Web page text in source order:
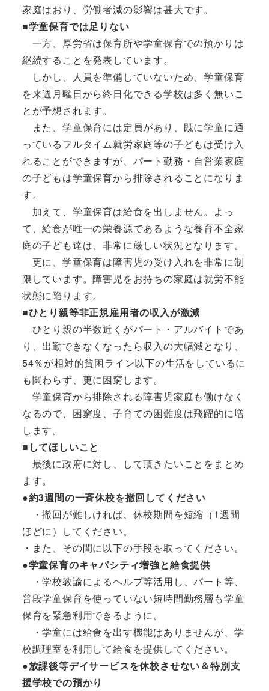
家庭はおり、労働者減の影響は甚大です。
■学童保育では足りない
一方、厚労省は保育所や学童保育での預かりは
継続することを発表しています。
しかし、人員を準備していないため、学童保育
を来週月曜日から終日化できる学校は多く無いこ
とが予想されます。
また、学童保育には定員があり、既に学童に通
っているフルタイム就労家庭等の子どもは受け入
れることができますが、パート勤務・自営業家庭
の子どもは学童保育から排除されることになりま
す。
加えて、学童保育は給食を出しません。よっ
て、給食が唯一の栄養源であるような養育不全家
庭の子ども達は、非常に厳しい状況となります。
更に、学童保育は障害児の受け入れを非常に制
限しています。障害児をお持ちの家庭は就労不能
状態に陥ります。
■ひとり親等非正規雇用者の収入が激減
ひとり親の半数近くがパート・アルバイトであ
り、出勤できなくなったら収入の大幅減となり、
54％が相対的貧困ライン以下の生活をしているに
も関わらず、更に困窮します。
学童保育から排除される障害児家庭も働けなく
なるので、困窮度、子育ての困難度は飛躍的に増
します。
■してほしいこと
最後に政府に対し、して頂きたいことをまとめ
ます。
●約3週間の一斉休校を撤回してください
・撤回が難しければ、休校期間を短縮（1週間
ほどに）してください。
・また、その間に以下の手段を取ってください。
●学童保育のキャパシティ増強と給食提供
・学校教諭によるヘルプ等活用し、パート等、
普段学童保育を使っていない短時間勤務層も学童
保育を緊急利用できるように。
・学童には給食を出す機能はありませんが、学
校調理室を利用して給食を提供してください。
●放課後等デイサービスを休校させない＆特別支
援学校での預かり